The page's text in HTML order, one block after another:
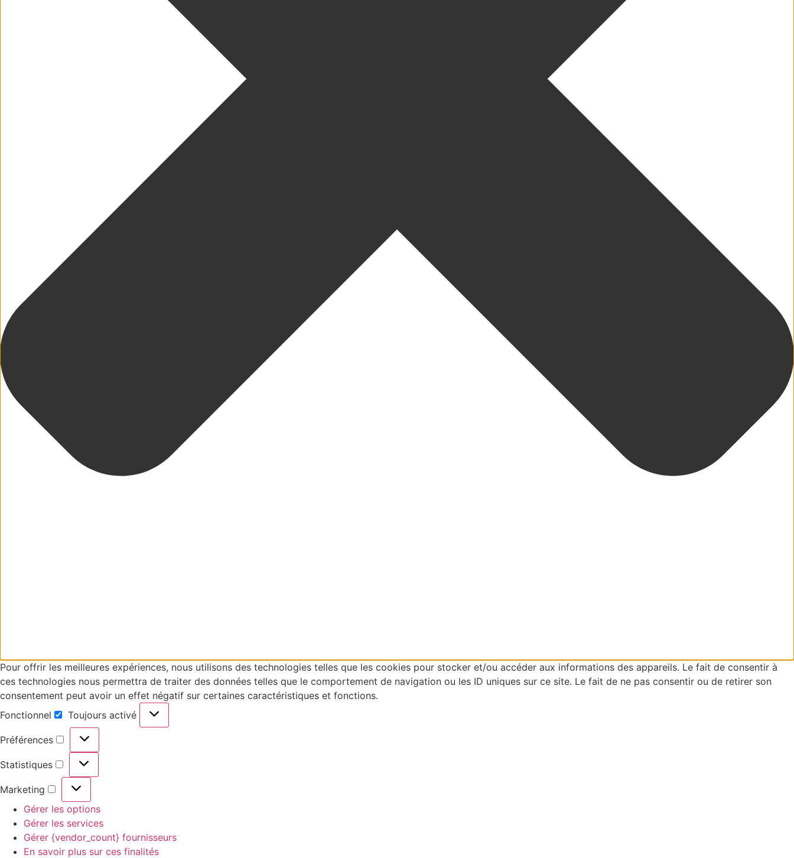
Pour offrir les meilleures expériences, nous utilisons des technologies telles que les cookies pour stocker et/ou accéder aux informations des appareils. Le fait de consentir à
ces technologies nous permettra de traiter des données telles que le comportement de navigation ou les ID uniques sur ce site. Le fait de ne pas consentir ou de retirer son
consentement peut avoir un effet négatif sur certaines caractéristiques et fonctions.
Fonctionnel
Toujours activé
Préférences
Statistiques
Marketing
Gérer les options
Gérer les services
Gérer {vendor_count} fournisseurs
En savoir plus sur ces finalités